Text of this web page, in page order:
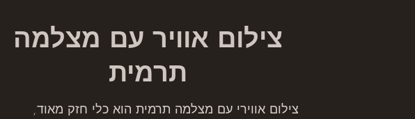
צילום אוויר עם מצלמה
תרמית
צילום אווירי עם מצלמה תרמית הוא כלי חזק מאוד,